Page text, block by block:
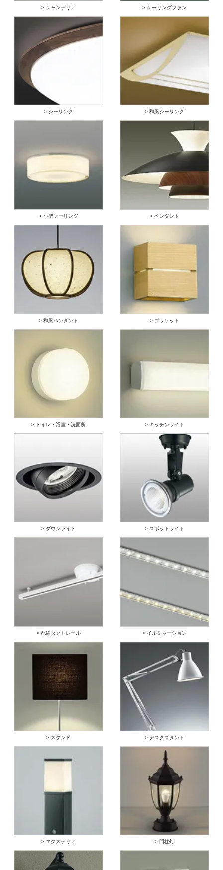
> シャンデリア > シーリングファン
> シーリング > 和風シーリング
> 小型シーリング > ペンダント
> 和風ペンダント > ブラケット
> トイレ・浴室・洗面所 > キッチンライト
> ダウンライト > スポットライト
> 配線ダクトレール > イルミネーション
> スタンド > デスクスタンド
> エクステリア > 門柱灯